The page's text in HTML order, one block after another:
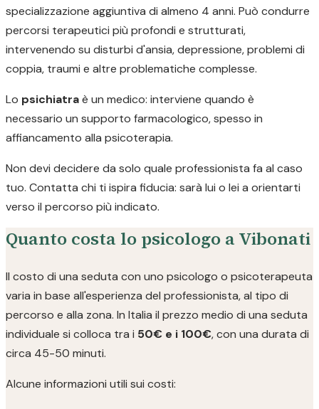
specializzazione aggiuntiva di almeno 4 anni. Può condurre
percorsi terapeutici più profondi e strutturati,
intervenendo su disturbi d'ansia, depressione, problemi di
coppia, traumi e altre problematiche complesse.
Lo psichiatraè un medico: interviene quando è
necessario un supporto farmacologico, spesso in
affiancamento alla psicoterapia.
Non devi decidere da solo quale professionista fa al caso
tuo. Contatta chi ti ispira fiducia: sarà lui o lei a orientarti
verso il percorso più indicato.
Quanto costa lo psicologo a Vibonati
Il costo di una seduta con uno psicologo o psicoterapeuta
varia in base all'esperienza del professionista, al tipo di
percorso e alla zona. In Italia il prezzo medio di una seduta
individuale si colloca tra i 50€ e i 100€, con una durata di
circa 45-50 minuti.
Alcune informazioni utili sui costi: